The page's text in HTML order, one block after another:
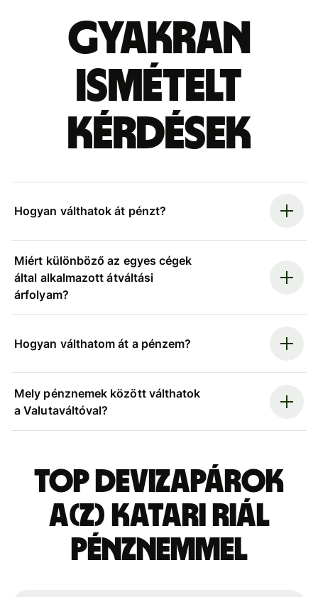
Gyakran
ismételt
kérdések
Hogyan válthatok át pénzt?
Miért különböző az egyes cégek
által alkalmazott átváltási
árfolyam?
Hogyan válthatom át a pénzem?
Mely pénznemek között válthatok
a Valutaváltóval?
Top devizapárok
a(z) katari riál
pénznemmel